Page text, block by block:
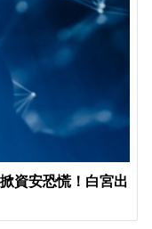
資安恐慌！白宮出